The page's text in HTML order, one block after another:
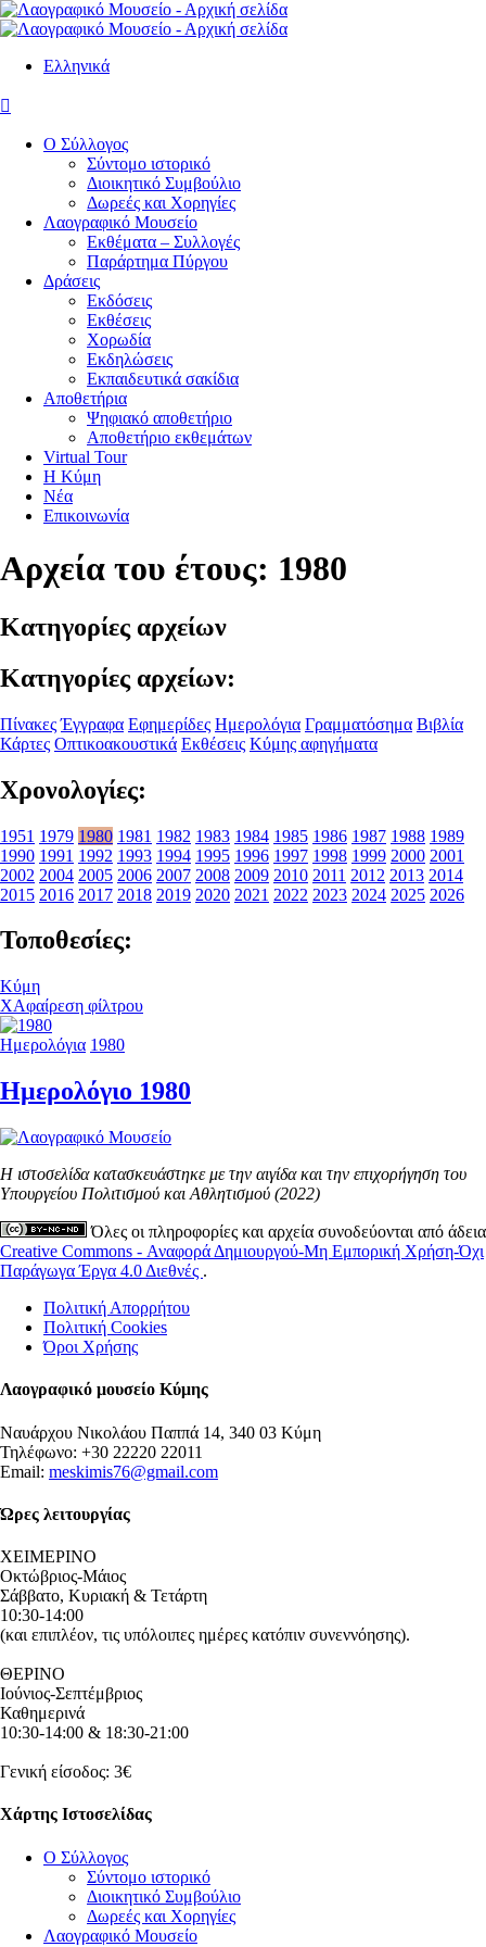
Ελληνικά

Ο Σύλλογος
Σύντομο ιστορικό
Διοικητικό Συμβούλιο
Δωρεές και Χορηγίες
Λαογραφικό Μουσείο
Εκθέματα – Συλλογές
Παράρτημα Πύργου
Δράσεις
Εκδόσεις
Εκθέσεις
Χορωδία
Εκδηλώσεις
Εκπαιδευτικά σακίδια
Αποθετήρια
Ψηφιακό αποθετήριο
Αποθετήριο εκθεμάτων
Virtual Tour
Η Κύμη
Νέα
Επικοινωνία
Αρχεία του έτους: 1980
Κατηγορίες αρχείων
Κατηγορίες αρχείων:
Πίνακες Έγγραφα Εφημερίδες Ημερολόγια Γραμματόσημα Βιβλία
Κάρτες Οπτικοακουστικά Εκθέσεις Κύμης αφηγήματα
Χρονολογίες:
1951 1979 1980 1981 1982 1983 1984 1985 1986 1987 1988 1989
1990 1991 1992 1993 1994 1995 1996 1997 1998 1999 2000 2001
2002 2004 2005 2006 2007 2008 2009 2010 2011 2012 2013 2014
2015 2016 2017 2018 2019 2020 2021 2022 2023 2024 2025 2026
Τοποθεσίες:
Κύμη
XΑφαίρεση φίλτρου
Ημερολόγια 1980
Ημερολόγιο 1980
Η ιστοσελίδα κατασκευάστηκε με την αιγίδα και την επιχορήγηση του
Υπουργείου Πολιτισμού και Αθλητισμού (2022)
Όλες οι πληροφορίες και αρχεία συνοδεύονται από άδεια
Creative Commons - Αναφορά Δημιουργού-Μη Εμπορική Χρήση-Όχι
Παράγωγα Έργα 4.0 Διεθνές .
Πολιτική Απορρήτου
Πολιτική Cookies
Όροι Χρήσης
Λαογραφικό μουσείο Κύμης
Ναυάρχου Νικολάου Παππά 14, 340 03 Κύμη
Τηλέφωνο: +30 22220 22011
Email: meskimis76@gmail.com
Ώρες λειτουργίας
ΧΕΙΜΕΡΙΝΟ
Οκτώβριος-Μάιος
Σάββατο, Κυριακή & Τετάρτη
10:30-14:00
(και επιπλέον, τις υπόλοιπες ημέρες κατόπιν συνεννόησης).
ΘΕΡΙΝΟ
Ιούνιος-Σεπτέμβριος
Καθημερινά
10:30-14:00 & 18:30-21:00
Γενική είσοδος: 3€
Χάρτης Ιστοσελίδας
Ο Σύλλογος
Σύντομο ιστορικό
Διοικητικό Συμβούλιο
Δωρεές και Χορηγίες
Λαογραφικό Μουσείο